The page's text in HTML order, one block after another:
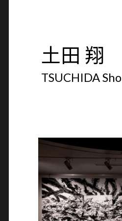
土田 翔
TSUCHIDA Sho